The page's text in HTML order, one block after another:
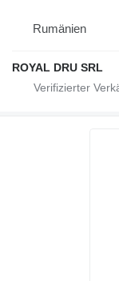
Rumänien
ROYAL DRU SRL